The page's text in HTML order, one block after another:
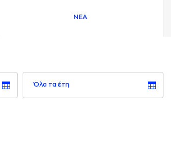
ΝΕA
Όλα τα έτη